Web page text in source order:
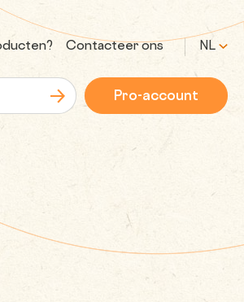
Contacteer ons NL
Zoeken Pro-account